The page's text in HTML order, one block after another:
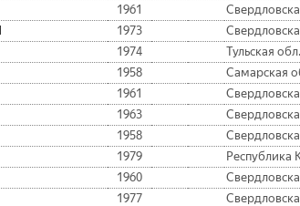
1961
1973
1974 Тульская
1958 Самарская
1961
1963
1958
1979 Республика
1960
1977